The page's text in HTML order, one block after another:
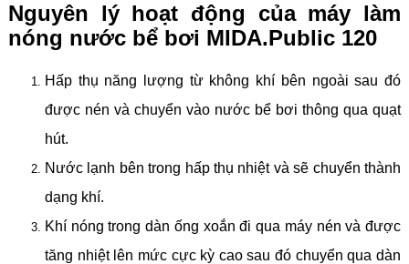
Nguyên lý hoạt động của máy làm
nóng nước bể bơi MIDA.Public 120
Hấp thụ năng lượng từ không khí bên ngoài sau đó
được nén và chuyển vào nước bể bơi thông qua quạt
hút.
Nước lạnh bên trong hấp thụ nhiệt và sẽ chuyển thành
dạng khí.
Khí nóng trong dàn ống xoắn đi qua máy nén và được
tăng nhiệt lên mức cực kỳ cao sau đó chuyển qua dàn